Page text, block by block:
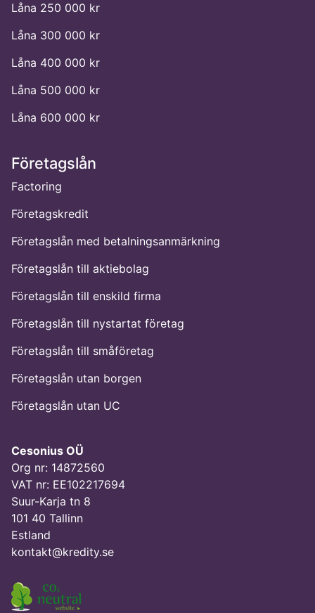
Låna 250 000 kr
Låna 300 000 kr
Låna 400 000 kr
Låna 500 000 kr
Låna 600 000 kr
Företagslån
Factoring
Företagskredit
Företagslån med betalningsanmärkning
Företagslån till aktiebolag
Företagslån till enskild firma
Företagslån till nystartat företag
Företagslån till småföretag
Företagslån utan borgen
Företagslån utan UC
Cesonius OÜ
Org nr: 14872560
VAT nr: EE102217694
Suur-Karja tn 8
101 40 Tallinn
Estland
kontakt@kredity.se